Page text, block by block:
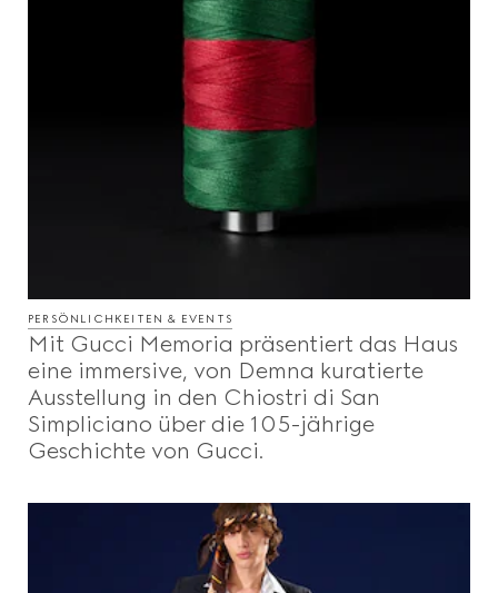
PERSÖNLICHKEITEN & EVENTS
Mit Gucci Memoria präsentiert das Haus
eine immersive, von Demna kuratierte
Ausstellung in den Chiostri di San
Simpliciano über die 105-jährige
Geschichte von Gucci.